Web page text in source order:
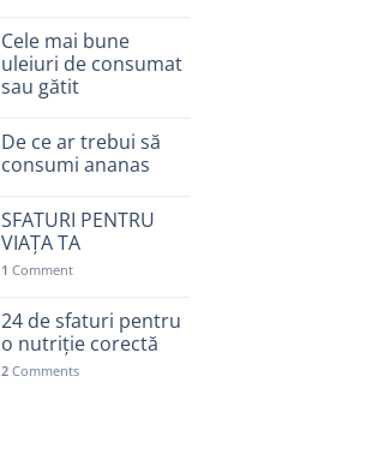
Cele mai bune
uleiuri de consumat
sau gătit
De ce ar trebui să
consumi ananas
SFATURI PENTRU
VIAȚA TA
1 Comment
24 de sfaturi pentru
o nutriție corectă
2Comments